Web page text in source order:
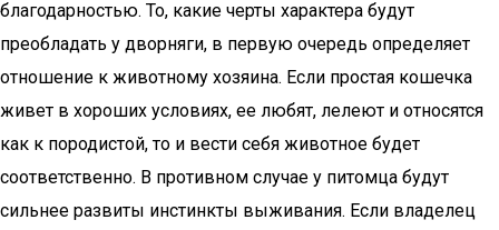
благодарностью. То, какие черты характера будут
преобладать у дворняги, в первую очередь определяет
отношение к животному хозяина. Если простая кошечка
живет в хороших условиях, ее любят, лелеют и относятся
как к породистой, то и вести себя животное будет
соответственно. В противном случае у питомца будут
сильнее развиты инстинкты выживания. Если владелец